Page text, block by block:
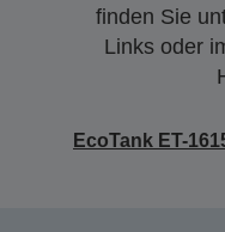
finden Sie
Links oder
EcoTank ET-